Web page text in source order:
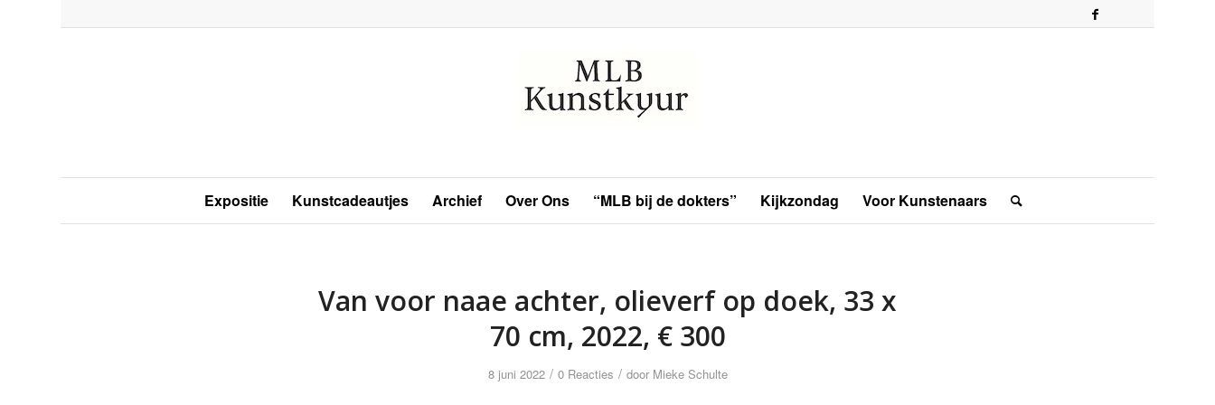
Expositie Kunstcadeautjes Archief Over Ons “MLB bij de dokters” Kijkzondag Voor Kunstenaars
Van voor naae achter, olieverf op doek, 33 x
70 cm, 2022, € 300
8 juni 2022 / 0 Reacties / door Mieke Schulte